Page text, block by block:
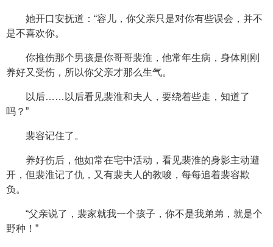
她开口安抚道：“容儿，你父亲只是对你有些误会，并不
是不喜欢你。
你推伤那个男孩是你哥哥裴淮，他常年生病，身体刚刚
养好又受伤，所以你父亲才那么生气。
以后……以后看见裴淮和夫人，要绕着些走，知道了
吗？”
裴容记住了。
养好伤后，他如常在宅中活动，看见裴淮的身影主动避
开，但裴淮记了仇，又有裴夫人的教唆，每每追着裴容欺
负。
“父亲说了，裴家就我一个孩子，你不是我弟弟，就是个
野种！”